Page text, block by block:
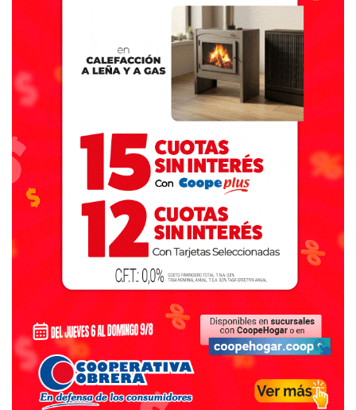
e99ef8f60038d8b465405372b43d77e0fe3454fcfd41842
8db59a68d69d44bac2637b9a3c172d5cd8a1f4d500f43b51
1440624e71104
Por dudas o consultas, comunicarse a los siguientes
teléfonos y correo electrónico:
WhatsApp: 221-6160152
Teléfono fijo: 221-4294977
Correo electrónico:
financiero@vivienda.mosp.gba.gob.ar
19-05-26
Destacadas